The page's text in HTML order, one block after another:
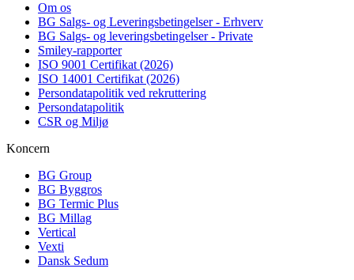
Om os
BG Salgs- og Leveringsbetingelser - Erhverv
BG Salgs- og leveringsbetingelser - Private
Smiley-rapporter
ISO 9001 Certifikat (2026)
ISO 14001 Certifikat (2026)
Persondatapolitik ved rekruttering
Persondatapolitik
CSR og Miljø
Koncern
BG Group
BG Byggros
BG Termic Plus
BG Millag
Vertical
Vexti
Dansk Sedum